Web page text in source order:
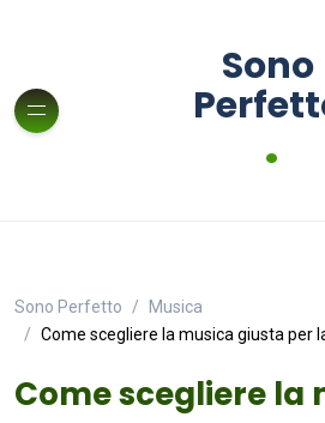
Sono
.
Sono Perfetto
Musica
Come scegliere la musica giusta per
Come scegliere la